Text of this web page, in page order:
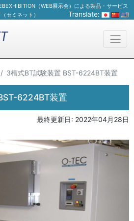
（WEB展示会）による製品・サービス
セミネット）
Translate:
3槽式BT試験装置 BST-6224BT装置
6224BT装置
最終更新日: 2022年04月28日